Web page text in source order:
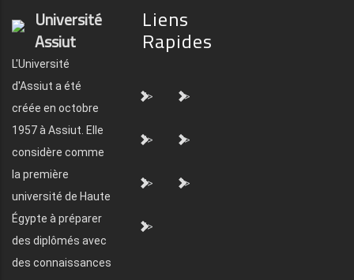
Université
Assiut
L'Université
d'Assiut a été
créée en octobre
1957 à Assiut. Elle
considère comme
la première
université de Haute
Égypte à préparer
des diplômés avec
des connaissances
Liens
Rapides
"> ">
"> ">
"> ">
">